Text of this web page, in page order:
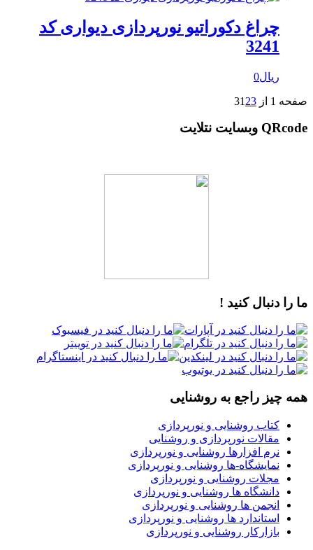
چراغ دکوراتیو نورپردازی دیواری کد
3241
ریال0
صفحه 1 از 3 1 23
QRcode وبسایت نتلایت
ما را دنبال کنید !
همه چیز راجع به روشنایی
کتاب روشنایی و نورپردازی
مقالات نورپردازی و روشنایی
نرم افزارها روشنایی و نورپردازی
نمایشگاه-ها روشنایی و نورپردازی
مجلات روشنایی و نورپردازی
دانشگاه ها روشنایی و نورپردازی
انجمن ها روشنایی و نورپردازی
استاندارد ها روشنایی و نورپردازی
بازارکار روشنایی و نورپردازی